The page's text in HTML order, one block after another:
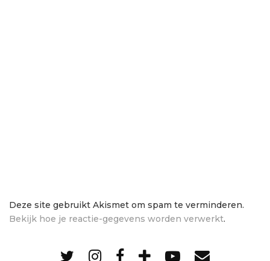
Deze site gebruikt Akismet om spam te verminderen.
Bekijk hoe je reactie-gegevens worden verwerkt.